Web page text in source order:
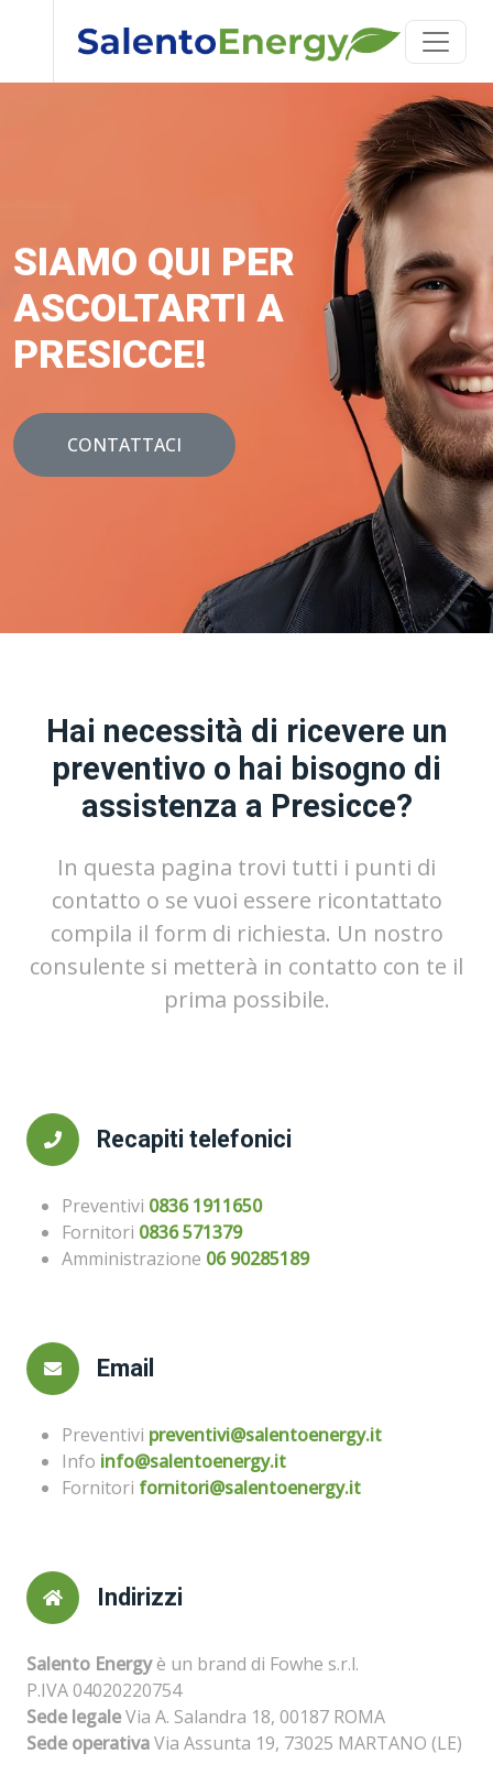
SIAMO QUI PER
ASCOLTARTI A
PRESICCE!
CONTATTACI
Hai necessità di ricevere un
preventivo o hai bisogno di
assistenza a Presicce?
In questa pagina trovi tutti i punti di
contatto o se vuoi essere ricontattato
compila il form di richiesta. Un nostro
consulente si metterà in contatto con te il
prima possibile.
Recapiti telefonici
Preventivi 0836 1911650
Fornitori 0836 571379
Amministrazione 06 90285189
Email
Preventivi preventivi@salentoenergy.it
Info info@salentoenergy.it
Fornitori fornitori@salentoenergy.it
Indirizzi
Salento Energyè un brand di Fowhe s.r.l.
P.IVA 04020220754
Sede legaleVia A. Salandra 18, 00187 ROMA
Sede operativaVia Assunta 19, 73025 MARTANO (LE)